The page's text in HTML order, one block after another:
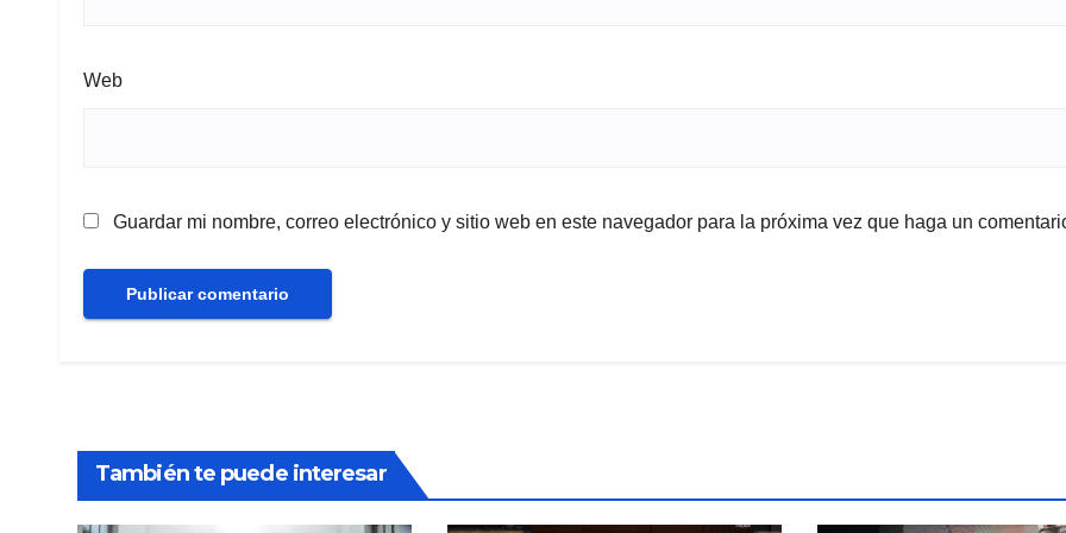
Web
Guardar mi nombre, correo electrónico y sitio web en este navegador para la próxima vez que haga un
También te puede interesar